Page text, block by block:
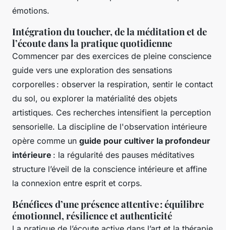
émotions.
Intégration du toucher, de la méditation et de
l’écoute dans la pratique quotidienne
Commencer par des exercices de pleine conscience
guide vers une exploration des sensations
corporelles : observer la respiration, sentir le contact
du sol, ou explorer la matérialité des objets
artistiques. Ces recherches intensifient la perception
sensorielle. La discipline de l'observation intérieure
opère comme un guide pour cultiver la profondeur
intérieure : la régularité des pauses méditatives
structure l’éveil de la conscience intérieure et affine
la connexion entre esprit et corps.
Bénéfices d’une présence attentive : équilibre
émotionnel, résilience et authenticité